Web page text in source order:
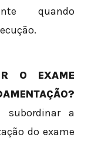
quando
O EXAME
subordinar a
do exame